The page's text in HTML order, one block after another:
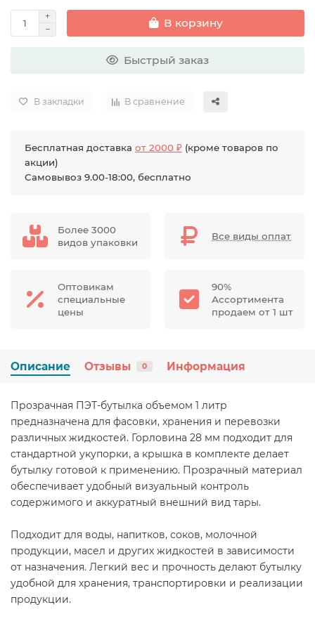
В корзину
Быстрый заказ
В закладки В сравнение
Бесплатная доставка от 2000 ₽ (кроме товаров по
акции)
Самовывоз 9.00-18:00, бесплатно
Более 3000
видов упаковки
Все виды оплат
Оптовикам
специальные
цены
90%
Ассортимента
продаем от 1 шт
Описание Отзывы 0 Информация
Прозрачная ПЭТ-бутылка объемом 1 литр
предназначена для фасовки, хранения и перевозки
различных жидкостей. Горловина 28 мм подходит для
стандартной укупорки, а крышка в комплекте делает
бутылку готовой к применению. Прозрачный материал
обеспечивает удобный визуальный контроль
содержимого и аккуратный внешний вид тары.
Подходит для воды, напитков, соков, молочной
продукции, масел и других жидкостей в зависимости
от назначения. Легкий вес и прочность делают бутылку
удобной для хранения, транспортировки и реализации
продукции.